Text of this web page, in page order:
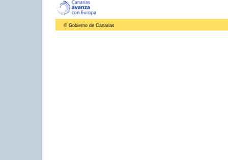
© Gobierno de Canarias